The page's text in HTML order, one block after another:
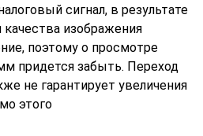
сигнал, в результате
изображения
поэтому о просмотре
придется забыть. Переход
не гарантирует увеличения
этого